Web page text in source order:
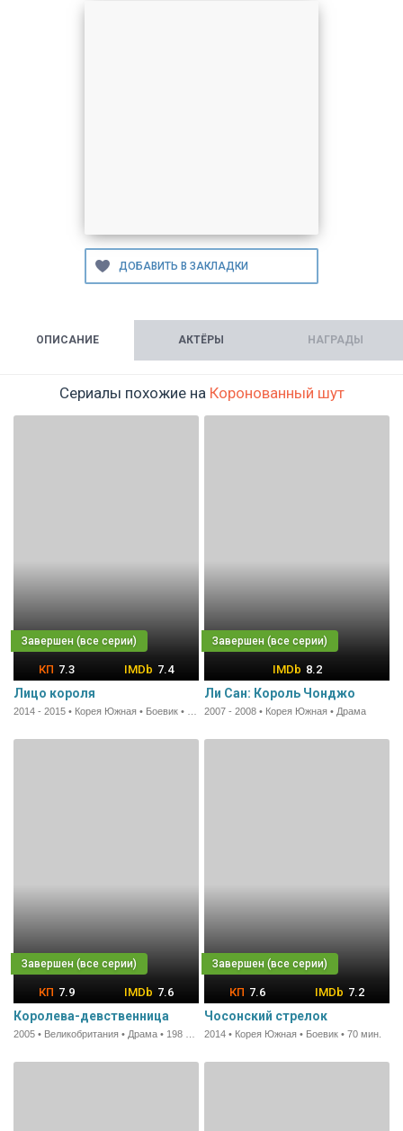
ОПИСАНИЕ АКТЁРЫ НАГРАДЫ
Сериалы похожие на Коронованный шут
7.3 7.4
Лицо короля
8.2
Ли Сан: Король Чонджо
2007 - 2008 • Корея Южная • Драма
7.9 7.6
Королева-девственница
7.6 7.2
Чосонский стрелок
2014 • Корея Южная • Боевик • 70 мин.